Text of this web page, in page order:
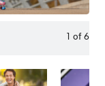
1 of 6